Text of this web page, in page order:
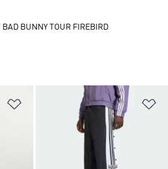
Ajouter à la Liste de produits
BAD BUNNY TOUR FIREBIRD